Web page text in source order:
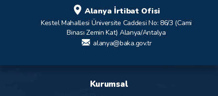
Alanya İrtibat Ofisi
Kestel Mahallesi Üniversite Caddesi No: 86/3 (Cami
Binası Zemin Kat) Alanya/Antalya
alanya@baka.gov.tr
Kurumsal